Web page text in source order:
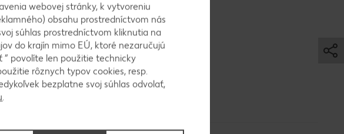
pridáme suché
cesto, vylejeme ho na
a potom ho prekrojíme,
zlepili. Potom koláč
a následne obalíme
webovej stránky, k vytvoreniu
obsahu prostredníctvom nás
súhlas prostredníctvom kliknutia na
do krajín mimo EÚ, ktoré nezaručujú
povolíte len použitie technicky
rôznych typov cookies, resp.
bezplatne svoj súhlas odvolať,
.